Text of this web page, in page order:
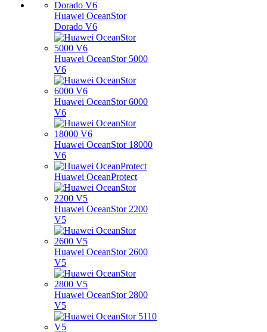
Huawei OceanStor
Dorado V6
Huawei OceanStor 5000
V6
Huawei OceanStor 6000
V6
Huawei OceanStor 18000
V6
Huawei OceanProtect
Huawei OceanStor 2200
V5
Huawei OceanStor 2600
V5
Huawei OceanStor 2800
V5